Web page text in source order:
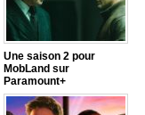
Une saison 2 pour
MobLand sur
Paramount+